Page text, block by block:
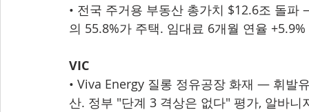
• 전국 주거용 부동산 총가치 $12.6조 돌
의 55.8%가 주택. 임대료 6개월 연율
VIC
• Viva Energy 질롱 정유공장 화재 — 휘발
산. 정부 "단계 3 격상은 없다" 평가, 알바니